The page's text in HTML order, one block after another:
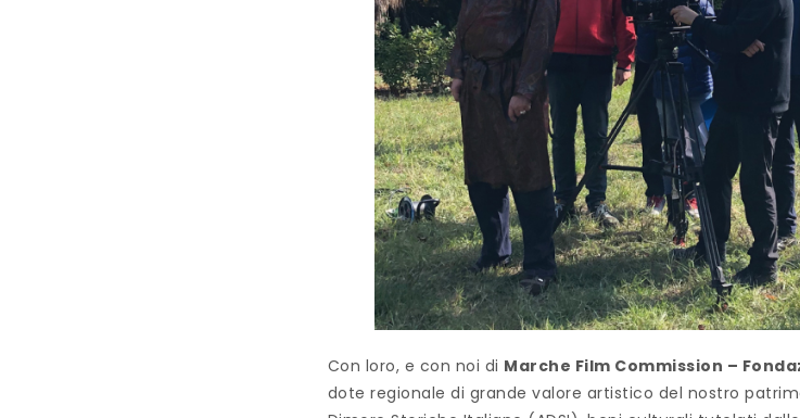
Con loro, e con noi di Marche Film Commission –
dote regionale di grande valore artistico del nostro